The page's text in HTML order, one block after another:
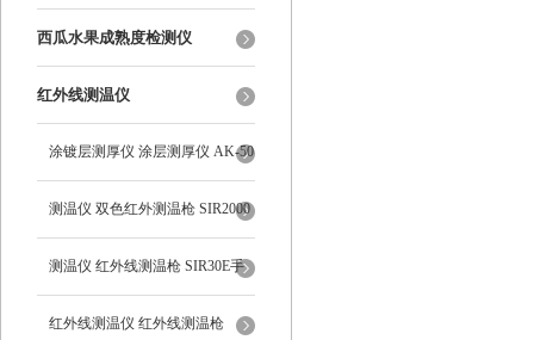
西瓜水果成熟度检测仪
红外线测温仪
涂镀层测厚仪 涂层测厚仪 AK-50
测温仪 双色红外测温枪 SIR2000
测温仪 红外线测温枪 SIR30E手
持式
红外线测温仪 红外线测温枪